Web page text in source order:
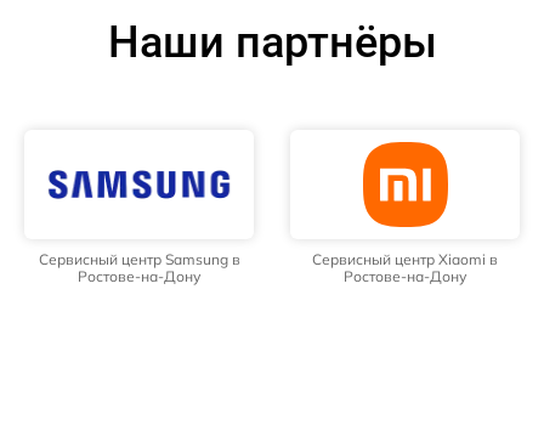
Наши партнёры
Сервисный центр Samsung в
Ростове-на-Дону
Сервисный центр Xiaomi в
Ростове-на-Дону